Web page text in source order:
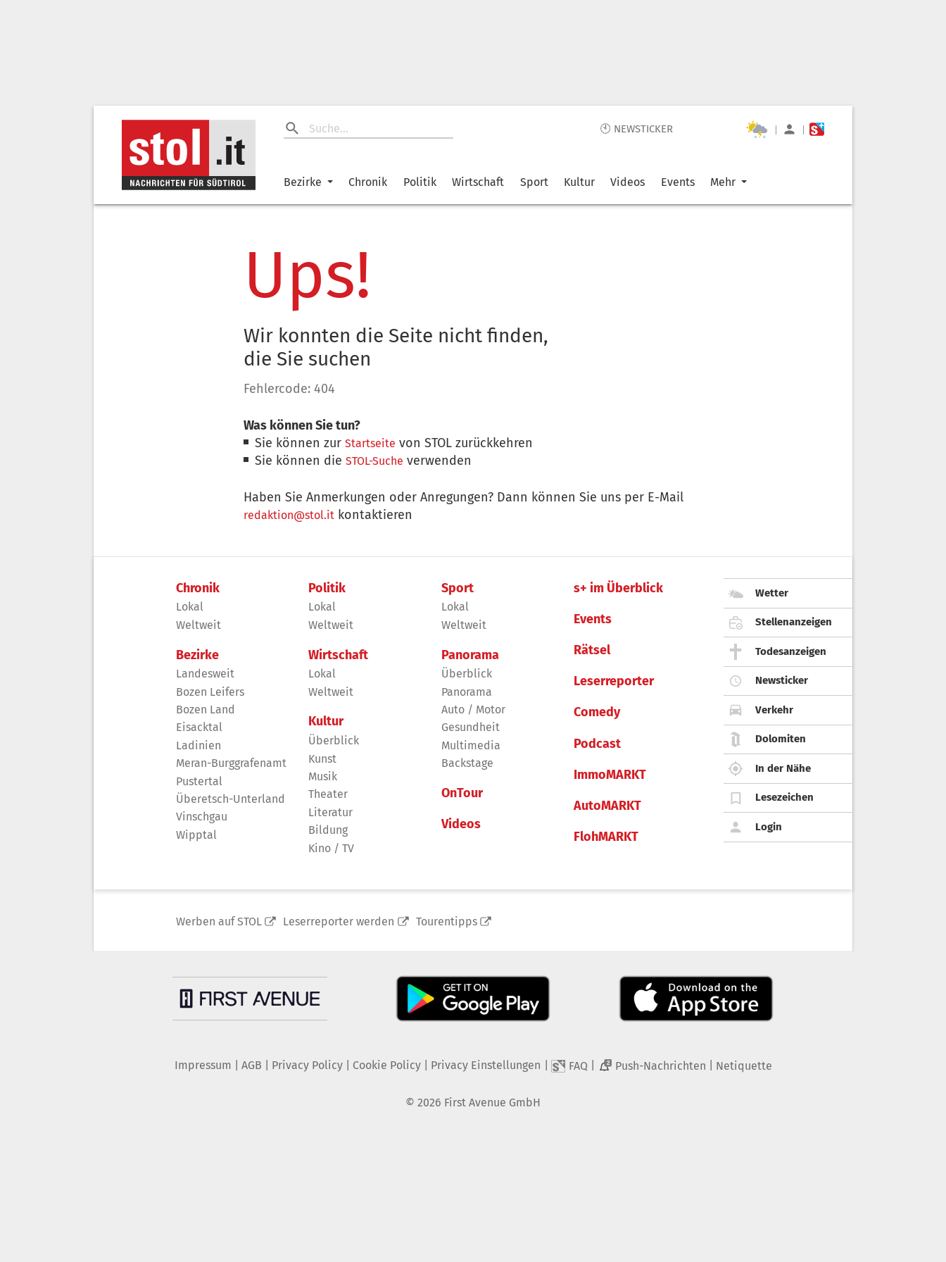
🕙 NEWSTICKER | |
Bezirke Chronik Politik Wirtschaft Sport Kultur Videos Events Mehr
Ups!
Wir konnten die Seite nicht finden,
die Sie suchen
Fehlercode: 404
Was können Sie tun?
Sie können zurStartseite von STOL zurückkehren
Sie können dieSTOL-Suche verwenden
Haben Sie Anmerkungen oder Anregungen? Dann können Sie uns per E-Mail
redaktion@stol.it kontaktieren
Chronik
Lokal
Weltweit
Bezirke
Landesweit
Bozen Leifers
Bozen Land
Eisacktal
Ladinien
Meran-Burggrafenamt
Pustertal
Überetsch-Unterland
Vinschgau
Wipptal
Politik
Lokal
Weltweit
Wirtschaft
Lokal
Weltweit
Kultur
Überblick
Kunst
Musik
Theater
Literatur
Bildung
Kino / TV
Sport
Lokal
Weltweit
Panorama
Überblick
Panorama
Auto / Motor
Gesundheit
Multimedia
Backstage
OnTour
Videos
s+ im Überblick
Events
Rätsel
Leserreporter
Comedy
Podcast
ImmoMARKT
AutoMARKT
FlohMARKT
Wetter
Stellenanzeigen
Todesanzeigen
Newsticker
Verkehr
Dolomiten
In der Nähe
Lesezeichen
Login
Werben auf STOL Leserreporter werden Tourentipps
Impressum AGB Privacy Policy| Cookie Policy| Privacy Einstellungen FAQ 2 Push-Nachrichten Netiquette
© 2026 First Avenue GmbH